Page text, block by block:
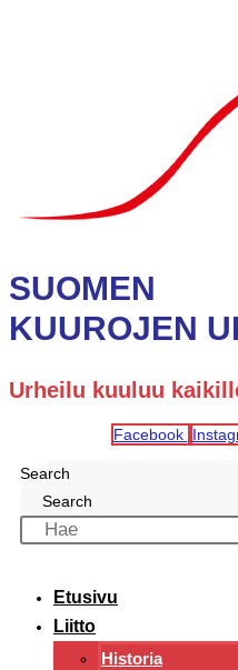
SUOMEN
KUUROJEN
Urheilu kuuluu
Facebook
Search
Search
Etusivu
Liitto
Historia